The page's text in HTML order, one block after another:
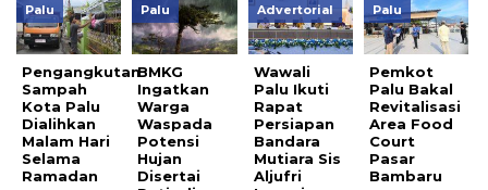
Palu
Pengangkutan
Sampah
Kota Palu
Dialihkan
Malam Hari
Selama
Ramadan
Palu
BMKG
Ingatkan
Warga
Waspada
Potensi
Hujan
Disertai
Advertorial
Wawali
Palu Ikuti
Rapat
Persiapan
Bandara
Mutiara Sis
Aljufri
Palu
Pemkot
Palu Bakal
Revitalisasi
Area Food
Court
Pasar
Bambaru